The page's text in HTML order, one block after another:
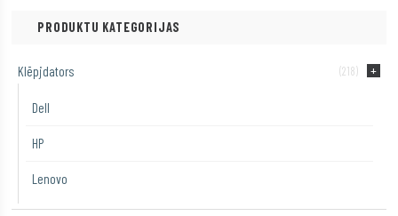
PRODUKTU KATEGORIJAS
Klēpjdators (218)
Dell
HP
Lenovo